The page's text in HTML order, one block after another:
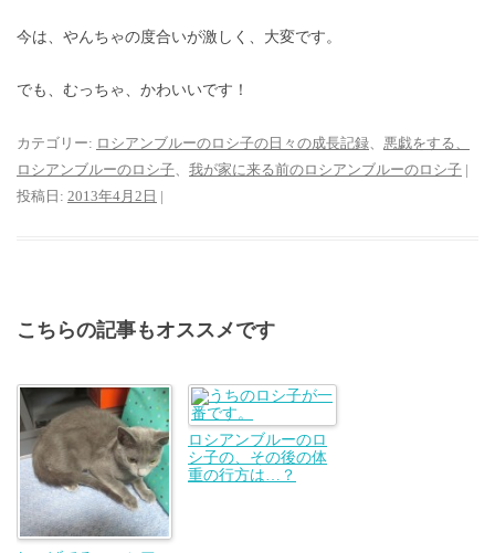
今は、やんちゃの度合いが激しく、大変です。
でも、むっちゃ、かわいいです！
カテゴリー: ロシアンブルーのロシ子の日々の成長記録
悪戯をする、
ロシアンブルーのロシ子
我が家に来る前のロシアンブルーのロシ子 |
投稿日: 2013年4月2日 |
こちらの記事もオススメです
ロシアンブルーのロ
シ子の、その後の体
重の行方は…？